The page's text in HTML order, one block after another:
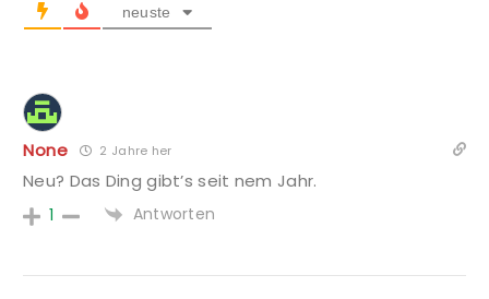
neuste
None 2 Jahre her
Neu? Das Ding gibt’s seit nem Jahr.
1 Antworten